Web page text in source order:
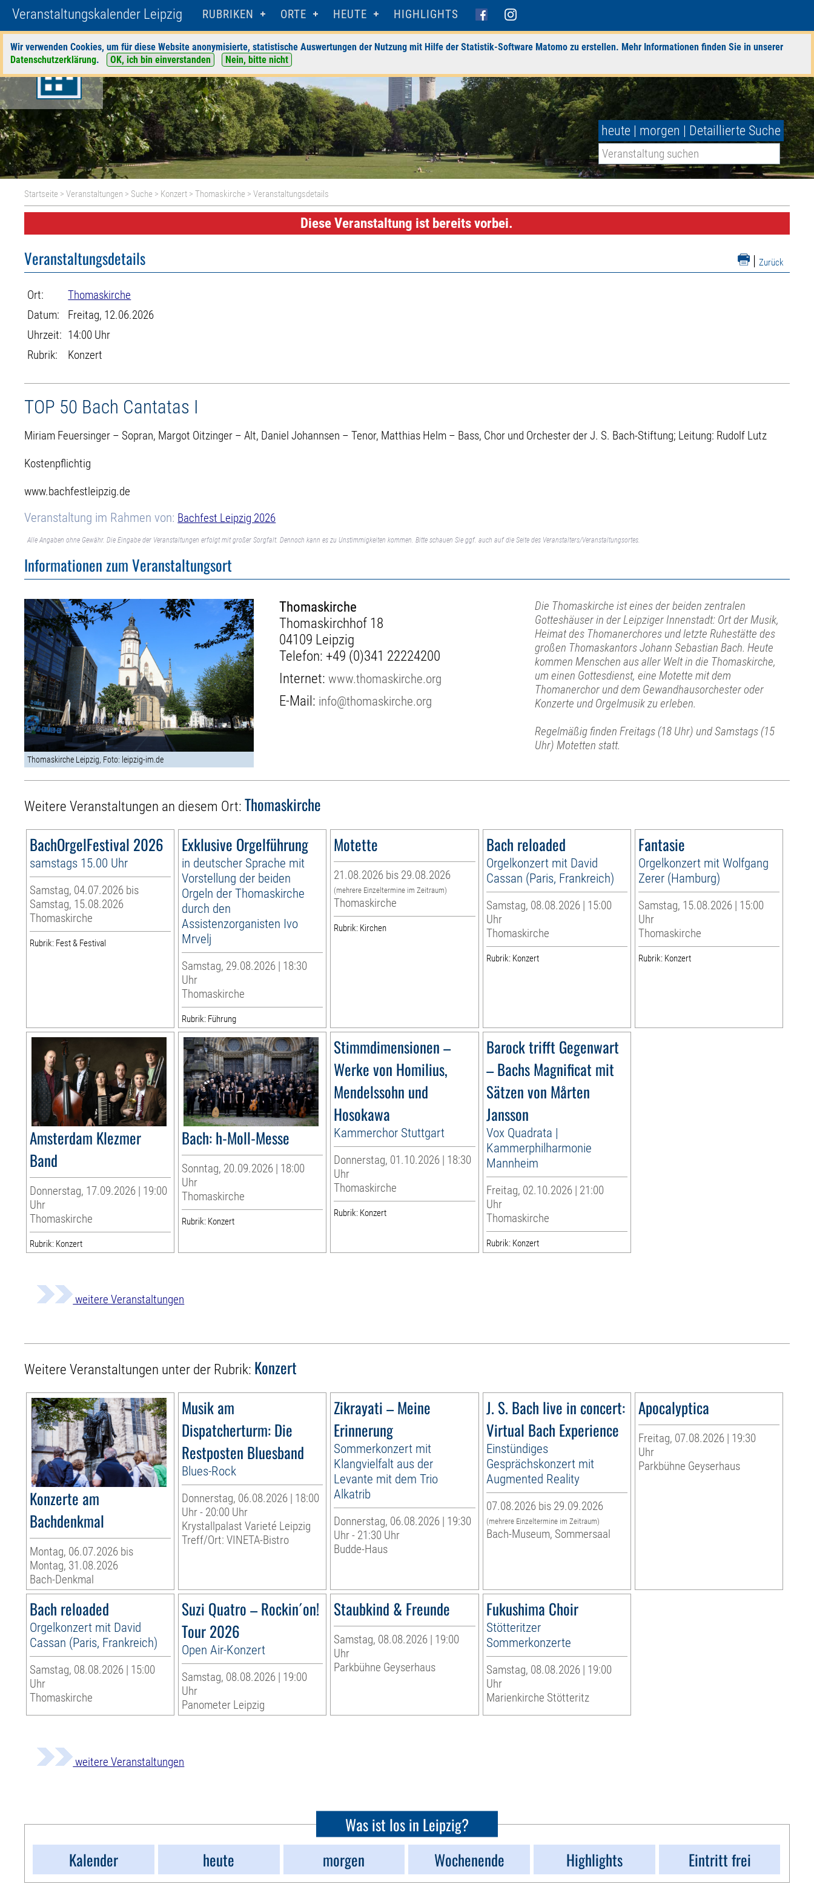
Veranstaltungskalender Leipzig RUBRIKEN ORTE HEUTE HIGHLIGHTS
Wir verwenden Cookies, um für diese Website anonymisierte, statistische Auswertungen der Nutzung mit Hilfe der Statistik-Software Matomo zu erstellen. Mehr Informationen finden Sie in unserer
Datenschutzerklärung. OK, ich bin einverstanden Nein, bitte nicht
heute | morgen | Detaillierte Suche
Startseite >Veranstaltungen > Suche > Konzert >Thomaskirche > Veranstaltungsdetails
Diese Veranstaltung ist bereits vorbei.
| Zurück
Veranstaltungsdetails
Ort:
Thomaskirche
Datum:
Freitag, 12.06.2026
Uhrzeit: 14:00 Uhr
Rubrik:
Konzert
TOP 50 Bach Cantatas I
Miriam Feuersinger – Sopran, Margot Oitzinger – Alt, Daniel Johannsen – Tenor, Matthias Helm – Bass, Chor und Orchester der J. S. Bach-Stiftung; Leitung: Rudolf Lutz
Kostenpflichtig
www.bachfestleipzig.de
Veranstaltung im Rahmen von: Bachfest Leipzig 2026
Alle Angaben ohne Gewähr. Die Eingabe der Veranstaltungen erfolgt mit großer Sorgfalt. Dennoch kann es zu Unstimmigkeiten kommen. Bitte schauen Sie ggf. auch auf die Seite des Veranstalters/Veranstaltungsortes.
Informationen zum Veranstaltungsort
Thomaskirche Leipzig, Foto: leipzig-im.de
Thomaskirche
Thomaskirchhof 18
04109 Leipzig
Telefon: +49 (0)341 22224200
Internet:www.thomaskirche.org
E-Mail: info@thomaskirche.org
Die Thomaskirche ist eines der beiden zentralen
Gotteshäuser in der Leipziger Innenstadt: Ort der Musik,
Heimat des Thomanerchores und letzte Ruhestätte des
großen Thomaskantors Johann Sebastian Bach. Heute
kommen Menschen aus aller Welt in die Thomaskirche,
um einen Gottesdienst, eine Motette mit dem
Thomanerchor und dem Gewandhausorchester oder
Konzerte und Orgelmusik zu erleben.
Regelmäßig finden Freitags (18 Uhr) und Samstags (15
Uhr) Motetten statt.
Weitere Veranstaltungen an diesem Ort: Thomaskirche
BachOrgelFestival 2026
samstags 15.00 Uhr
Samstag, 04.07.2026 bis
Samstag, 15.08.2026
Thomaskirche
Rubrik: Fest & Festival
Exklusive Orgelführung
in deutscher Sprache mit
Vorstellung der beiden
Orgeln der Thomaskirche
durch den
Assistenzorganisten Ivo
Mrvelj
Samstag, 29.08.2026 | 18:30
Uhr
Thomaskirche
Rubrik: Führung
Motette
21.08.2026 bis 29.08.2026
(mehrere Einzeltermine im Zeitraum)
Thomaskirche
Rubrik: Kirchen
Bach reloaded
Orgelkonzert mit David
Cassan (Paris, Frankreich)
Samstag, 08.08.2026 | 15:00
Uhr
Thomaskirche
Rubrik: Konzert
Fantasie
Orgelkonzert mit Wolfgang
Zerer (Hamburg)
Samstag, 15.08.2026 | 15:00
Uhr
Thomaskirche
Rubrik: Konzert
Amsterdam Klezmer
Band
Donnerstag, 17.09.2026 | 19:00
Uhr
Thomaskirche
Rubrik: Konzert
Bach: h-Moll-Messe
Sonntag, 20.09.2026 | 18:00
Uhr
Thomaskirche
Rubrik: Konzert
Stimmdimensionen –
Werke von Homilius,
Mendelssohn und
Hosokawa
Kammerchor Stuttgart
Donnerstag, 01.10.2026 | 18:30
Uhr
Thomaskirche
Rubrik: Konzert
Barock trifft Gegenwart
– Bachs Magnificat mit
Sätzen von Mårten
Jansson
Vox Quadrata |
Kammerphilharmonie
Mannheim
Freitag, 02.10.2026 | 21:00
Uhr
Thomaskirche
Rubrik: Konzert
weitere Veranstaltungen
Weitere Veranstaltungen unter der Rubrik: Konzert
Konzerte am
Bachdenkmal
Montag, 06.07.2026 bis
Montag, 31.08.2026
Bach-Denkmal
Musik am
Dispatcherturm: Die
Restposten Bluesband
Blues-Rock
Donnerstag, 06.08.2026 | 18:00
Uhr - 20:00 Uhr
Krystallpalast Varieté Leipzig
Treff/Ort: VINETA-Bistro
Zikrayati – Meine
Erinnerung
Sommerkonzert mit
Klangvielfalt aus der
Levante mit dem Trio
Alkatrib
Donnerstag, 06.08.2026 | 19:30
Uhr - 21:30 Uhr
Budde-Haus
J. S. Bach live in concert:
Virtual Bach Experience
Einstündiges
Gesprächskonzert mit
Augmented Reality
07.08.2026 bis 29.09.2026
(mehrere Einzeltermine im Zeitraum)
Bach-Museum, Sommersaal
Apocalyptica
Freitag, 07.08.2026 | 19:30
Uhr
Parkbühne Geyserhaus
Bach reloaded
Orgelkonzert mit David
Cassan (Paris, Frankreich)
Samstag, 08.08.2026 | 15:00
Uhr
Thomaskirche
Suzi Quatro – Rockin´on!
Tour 2026
Open Air-Konzert
Samstag, 08.08.2026 | 19:00
Uhr
Panometer Leipzig
Staubkind & Freunde
Samstag, 08.08.2026 | 19:00
Uhr
Parkbühne Geyserhaus
Fukushima Choir
Stötteritzer
Sommerkonzerte
Samstag, 08.08.2026 | 19:00
Uhr
Marienkirche Stötteritz
weitere Veranstaltungen
Was ist los in Leipzig?
Kalender
heute morgen Wochenende Highlights Eintritt frei